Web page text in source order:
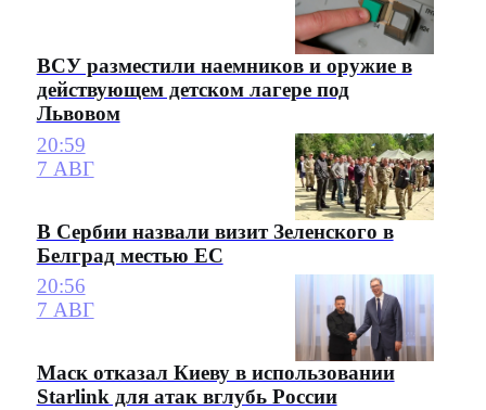
ВСУ разместили наемников и оружие в
действующем детском лагере под
Львовом
20:59
7 АВГ
В Сербии назвали визит Зеленского в
Белград местью ЕС
20:56
7 АВГ
Маск отказал Киеву в использовании
Starlink для атак вглубь России